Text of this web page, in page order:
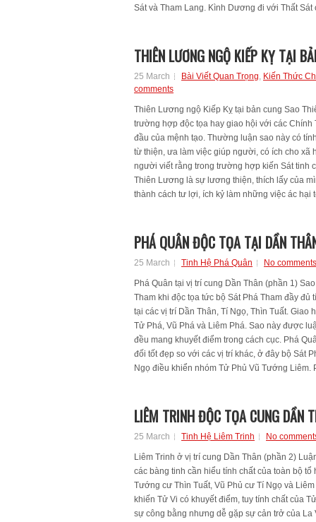
Sát và Tham Lang. Kình Dương đi với Thất
THIÊN LƯƠNG NGỘ KIẾP KỴ TẠI
25 March Bài Viết Quan Trọng, Kiến Thức
comments
Thiên Lương ngộ Kiếp Kỵ tại bản cung Sao
trường hợp độc tọa hay giao hội với các Chính
đầu của mệnh tạo. Thường luận sao này có
từ thiện, ưa làm việc giúp người, có ích cho xã
người viết rằng trong trường hợp kiến Sát tinh
Thiên Lương là sự lương thiện, thích lấy của
thành cách tư lợi, ích kỷ làm những việc ác hại
PHÁ QUÂN ĐỘC TỌA TẠI DẦN
25 March Tinh Hệ Phá Quân No comments
Phá Quân tại vị trí cung Dần Thân (phần 1)
Tham khi độc tọa tức bộ Sát Phá Tham đầy đủ
tại các vị trí Dần Thân, Tí Ngọ, Thìn Tuất. Giao
Tử Phá, Vũ Phá và Liêm Phá. Sao này được
đều mang khuyết điểm trong cách cục. Phá
đối tốt đẹp so với các vị trí khác, ở đây bộ Sát
Ngọ điều khiển nhóm Tử Phủ Vũ Tướng Liêm.
LIÊM TRINH ĐỘC TỌA CUNG DẦN
25 March Tinh Hệ Liêm Trinh No
Liêm Trinh ở vị trí cung Dần Thân (phần 2)
các bàng tinh cần hiểu tính chất của toàn bộ
Tướng cư Thìn Tuất, Vũ Phủ cư Tí Ngọ và
khiến Tử Vi có khuyết điểm, tuy tính chất của
sự công bằng nhưng dễ gặp sự cản trở của